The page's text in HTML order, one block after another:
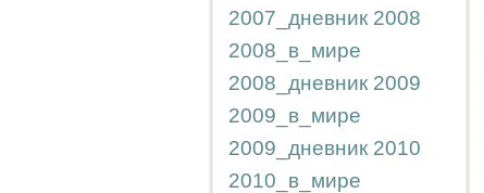
2007_дневник 2008
2008_в_мире
2008_дневник 2009
2009_в_мире
2009_дневник 2010
2010_в_мире